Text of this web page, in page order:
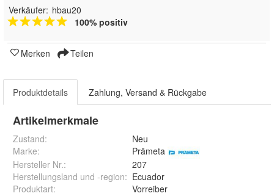
Verkäufer: hbau20
100% positiv
Merken Teilen
Produktdetails Zahlung, Versand & Rückgabe
Artikelmerkmale
Zustand:
Neu
Marke:
Prämeta
Hersteller Nr.:
207
Herstellungsland und -region: Ecuador
Produktart: Vorreiber